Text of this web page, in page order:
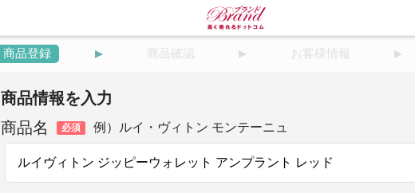
商品登録 商品確認 お客様情報
商品情報を入力
商品名
必須 例）ルイ・ヴィトン モンテーニュ